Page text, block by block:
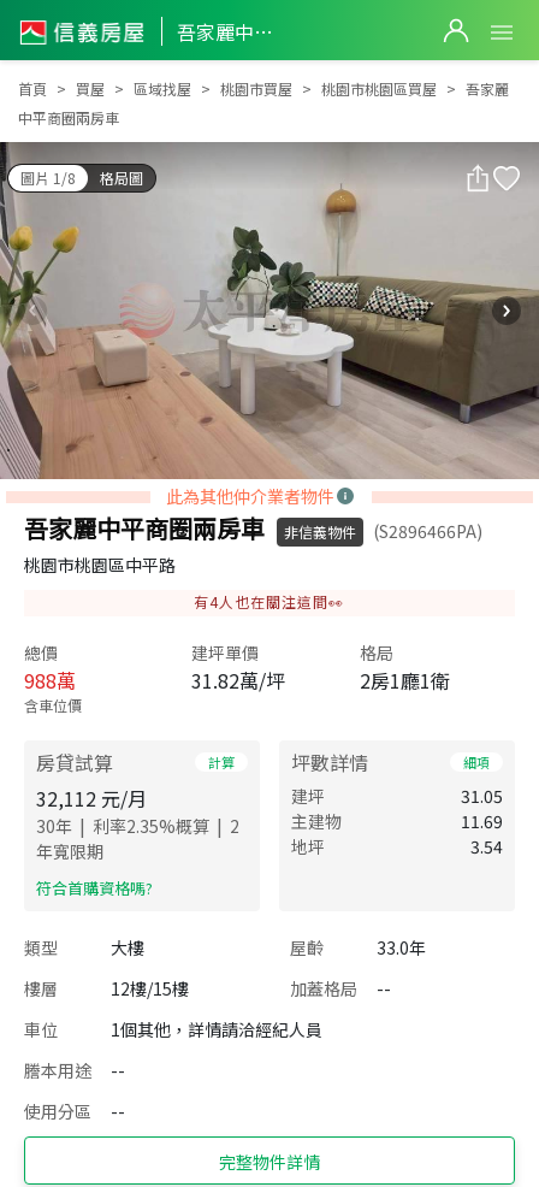
吾家麗中平商圈兩房車
吾家麗中平商圈兩房車
首頁 買屋 區域找屋 桃園市買屋 桃園市桃園區買屋
吾家麗
中平商圈兩房車
圖片 1/8 格局圖
此為其他仲介業者物件
吾家麗中平商圈兩房車 非信義物件
(S2896466PA)
桃園市桃園區中平路
有4人也在關注這間👀
總價
988萬
含車位價
建坪單價
31.82萬/坪
格局
2房1廳1衛
房貸試算 計算
32,112 元/月
30年 | 利率2.35%概算 | 2
年寬限期
​符合首購資格嗎?
坪數詳情 細項
建坪
31.05
主建物
11.69
地坪
3.54
類型 大樓 屋齡
33.0年
樓層
12樓/15樓 加蓋格局
--
車位
1個其他，詳情請洽經紀人員
謄本用途
--
使用分區
--
完整物件詳情